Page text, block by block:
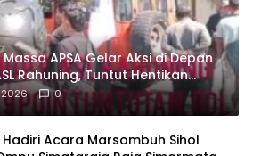
APSA Gelar Aksi di Depan
Rahuning, Tuntut Hentikan
Limbah ke Sungai Asahan
0
Acara Marsombuh Sihol